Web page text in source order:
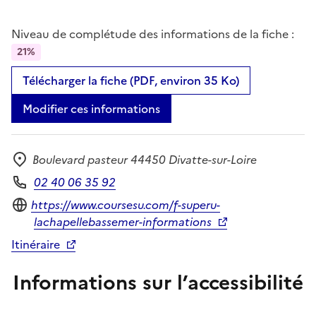
Niveau de complétude des informations de la fiche :
21%
Télécharger la fiche (PDF, environ 35 Ko)
Modifier ces informations
Adresse
Boulevard pasteur 44450 Divatte-sur-Loire
Téléphone
02 40 06 35 92
Site internet
https://www.coursesu.com/f-superu-
lachapellebassemer-informations
Itinéraire
Informations sur l’accessibilité